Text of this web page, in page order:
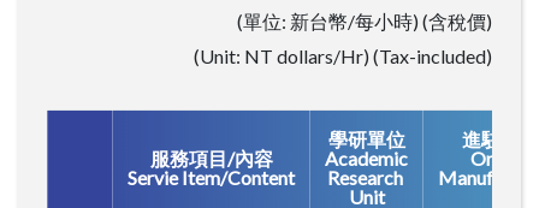
(單位: 新台幣/每小時) (含稅價)
(Unit: NT dollars/Hr) (Tax-included)
服務項目/內容
Servie Item/Content
學研單位
Academic
Research
Unit
進駐廠商
On site